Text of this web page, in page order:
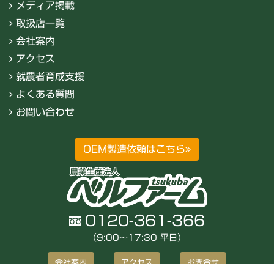
メディア掲載
取扱店一覧
会社案内
アクセス
就農者育成支援
よくある質問
お問い合わせ
OEM製造依頼はこちら
0120-361-366
（9:00〜17:30 平日）